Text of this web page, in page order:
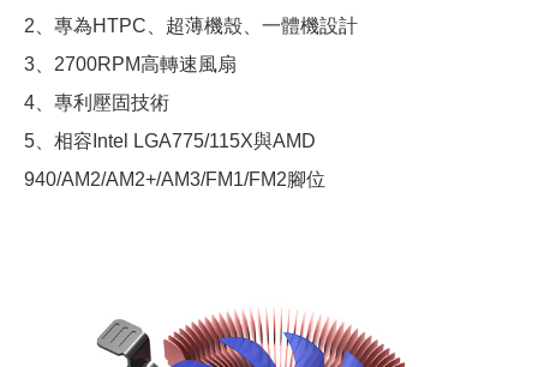
2、專為HTPC、超薄機殼、一體機設計
3、2700RPM高轉速風扇
4、專利壓固技術
5、相容Intel LGA775/115X與AMD
940/AM2/AM2+/AM3/FM1/FM2腳位